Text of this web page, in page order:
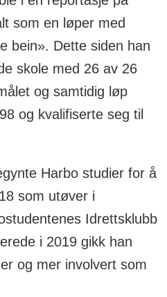
som en løper med
bein». Dette siden han
skole med 26 av 26
og samtidig løp
og kvalifiserte seg til
Harbo studier for å
som utøver i
Idrettsklubb
i 2019 gikk han
og mer involvert som